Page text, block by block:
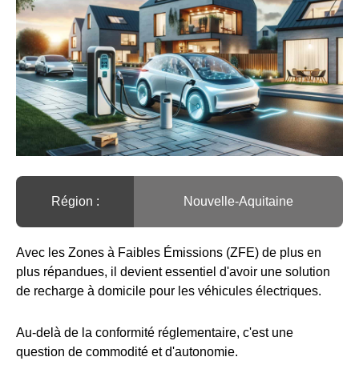
Région :️ Nouvelle-Aquitaine
Avec les Zones à Faibles Émissions (ZFE) de plus en
plus répandues, il devient essentiel d'avoir une solution
de recharge à domicile pour les véhicules électriques.
Au-delà de la conformité réglementaire, c'est une
question de commodité et d'autonomie.